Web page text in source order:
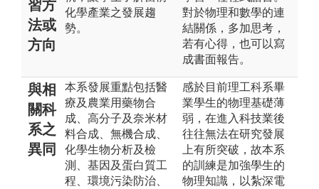
習方
法或
方向
化學產業之發展趨
勢。
對於物理和數學的連
結關係，多加思考，
若有心得，也可以寫
成書面報告。
與相
關科
系之
異同
本系發展重點包括醫
療及農業用藥物合
成、高分子及奈米材
料合成、無機合成、
化學生物分析及檢
測、基因及蛋白質工
程、環境污染防治、
感於目前理工科系畢
業學生的物理基礎薄
弱，在進入科技業後
往往無法在研究發展
上有所突破，故本系
的訓練是加強學生的
物理知識，以紮深電